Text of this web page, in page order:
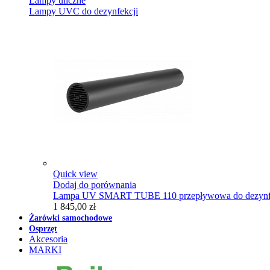
Lampy UVC do dezynfekcji
Quick view
Dodaj do porównania
Lampa UV SMART TUBE 110 przepływowa do
1 845,00 zł
Żarówki samochodowe
Osprzęt
Akcesoria
MARKI